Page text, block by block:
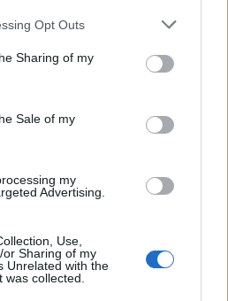
app uses one or more Google
behaviour. You may click to
and its third-party tags to
purposes in below Google
Opt Outs
Sharing of my
Sale of my
my
Advertising.
Use,
Sharing of my
Unrelated with the
collected.
rampe chiuse ancora fino a
la classifica delle mete più
2026